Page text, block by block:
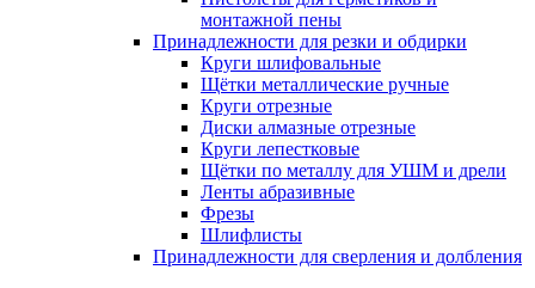
монтажной пены
Принадлежности для резки и обдирки
Круги шлифовальные
Щётки металлические ручные
Круги отрезные
Диски алмазные отрезные
Круги лепестковые
Щётки по металлу для УШМ и дрели
Ленты абразивные
Фрезы
Шлифлисты
Принадлежности для сверления и долбления